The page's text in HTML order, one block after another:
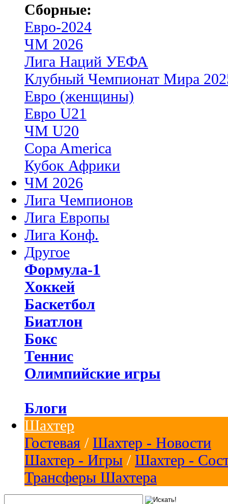
Сборные:
Евро-2024
ЧМ 2026
Лига Наций УЕФА
Клубный Чемпионат Мира
Евро (женщины)
Евро U21
ЧМ U20
Copa America
Кубок Африки
ЧМ 2026
Лига Чемпионов
Лига Европы
Лига Конф.
Другое
Формула-1
Хоккей
Баскетбол
Биатлон
Бокс
Теннис
Олимпийские игры
Блоги
Шахтер
Гостевая / Шахтер - Новости
Шахтер - Игры / Шахтер -
Трансферы Шахтера